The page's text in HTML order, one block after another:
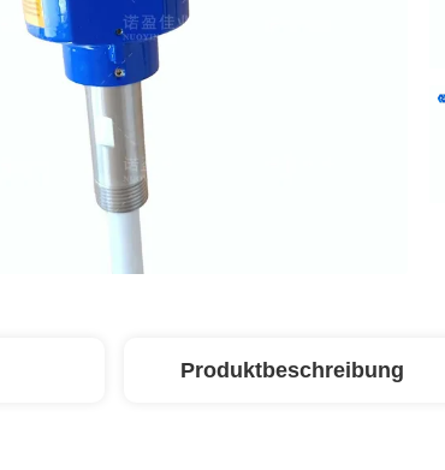
Produktbeschreibung